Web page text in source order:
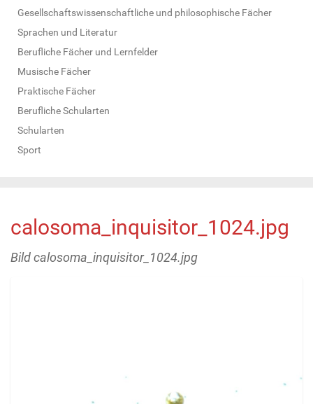
Gesellschaftswissenschaftliche und philosophische Fächer
Sprachen und Literatur
Berufliche Fächer und Lernfelder
Musische Fächer
Praktische Fächer
Berufliche Schularten
Schularten
Sport
calosoma_inquisitor_1024.jpg
Bild calosoma_inquisitor_1024.jpg